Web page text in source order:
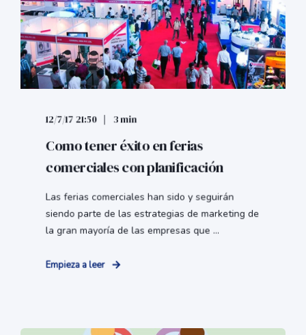
12/7/17 21:50 3 min
Como tener éxito en ferias
comerciales con planificación
Las ferias comerciales han sido y seguirán
siendo parte de las estrategias de marketing de
la gran mayoría de las empresas que ...
Empieza a leer